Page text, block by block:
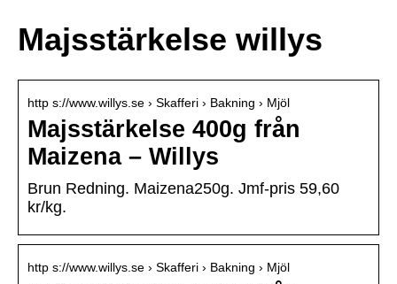
Majsstärkelse willys
http s://www.willys.se › Skafferi › Bakning › Mjöl
Majsstärkelse 400g från
Maizena – Willys
Brun Redning. Maizena250g. Jmf-pris 59,60
kr/kg.
http s://www.willys.se › Skafferi › Bakning › Mjöl